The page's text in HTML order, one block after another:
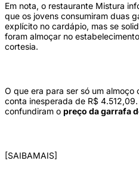
Em nota, o restaurante Mistura
que os jovens consumiram duas
explícito no cardápio, mas se
foram almoçar no
cortesia.
O que era para ser só um almoço
conta inesperada de R$
confundiram o preço da garrafa
[SAIBAMAIS]